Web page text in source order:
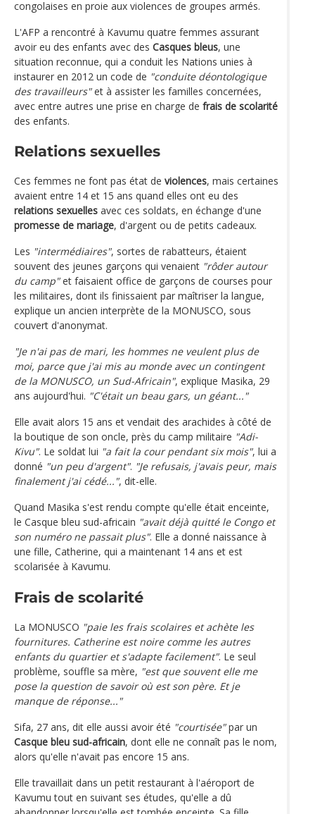
congolaises en proie aux violences de groupes armés.
L'AFP a rencontré à Kavumu quatre femmes assurant
avoir eu des enfants avec des Casques bleus, une
situation reconnue, qui a conduit les Nations unies à
instaurer en 2012 un code de "conduite déontologique
des travailleurs"et à assister les familles concernées,
avec entre autres une prise en charge de frais de scolarité
des enfants.
Relations sexuelles
Ces femmes ne font pas état de violences, mais certaines
avaient entre 14 et 15 ans quand elles ont eu des
relations sexuelles avec ces soldats, en échange d'une
promesse de mariage, d'argent ou de petits cadeaux.
Les "intermédiaires", sortes de rabatteurs, étaient
souvent des jeunes garçons qui venaient "rôder autour
du camp"et faisaient office de garçons de courses pour
les militaires, dont ils finissaient par maîtriser la langue,
explique un ancien interprète de la MONUSCO, sous
couvert d'anonymat.
"Je n'ai pas de mari, les hommes ne veulent plus de
moi, parce que j'ai mis au monde avec un contingent
de la MONUSCO, un Sud-Africain", explique Masika, 29
ans aujourd'hui. "C'était un beau gars, un géant..."
Elle avait alors 15 ans et vendait des arachides à côté de
la boutique de son oncle, près du camp militaire "Adi-
Kivu". Le soldat lui "a fait la cour pendant six mois", lui a
donné "un peu d'argent". "Je refusais, j'avais peur, mais
finalement j'ai cédé...", dit-elle.
Quand Masika s'est rendu compte qu'elle était enceinte,
le Casque bleu sud-africain "avait déjà quitté le Congo et
son numéro ne passait plus". Elle a donné naissance à
une fille, Catherine, qui a maintenant 14 ans et est
scolarisée à Kavumu.
Frais de scolarité
La MONUSCO "paie les frais scolaires et achète les
fournitures. Catherine est noire comme les autres
enfants du quartier et s'adapte facilement". Le seul
problème, souffle sa mère, "est que souvent elle me
pose la question de savoir où est son père. Et je
manque de réponse..."
Sifa, 27 ans, dit elle aussi avoir été "courtisée"par un
Casque bleu sud-africain, dont elle ne connaît pas le nom,
alors qu'elle n'avait pas encore 15 ans.
Elle travaillait dans un petit restaurant à l'aéroport de
Kavumu tout en suivant ses études, qu'elle a dû